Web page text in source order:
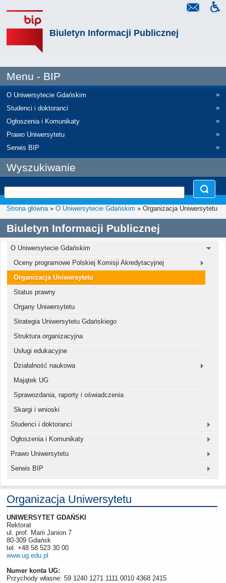
Biuletyn Informacji Publicznej
Menu - BIP
O Uniwersytecie Gdańskim
»
Studenci i doktoranci
»
Ogłoszenia i Komunikaty
»
Prawo Uniwersytetu
»
Serwis BIP
»
Wyszukiwanie
Strona główna» O Uniwersytecie Gdańskim » Organizacja Uniwersytetu
Biuletyn Informacji Publicznej
O Uniwersytecie Gdańskim
Oceny programowe Polskiej Komisji Akredytacyjnej
Organizacja Uniwersytetu
Status prawny
Organy Uniwersytetu
Strategia Uniwersytetu Gdańskiego
Struktura organizacyjna
Usługi edukacyjne
Działalność naukowa
Majątek UG
Sprawozdania, raporty i oświadczenia
Skargi i wnioski
Studenci i doktoranci
Ogłoszenia i Komunikaty
Prawo Uniwersytetu
Serwis BIP
Organizacja Uniwersytetu
UNIWERSYTET GDAŃSKI
Rektorat
ul. prof. Marii Janion 7
80-309 Gdańsk
tel. +48 58 523 30 00
www.ug.edu.pl
Numer konta UG:
Przychody własne: 59 1240 1271 1111 0010 4368 2415